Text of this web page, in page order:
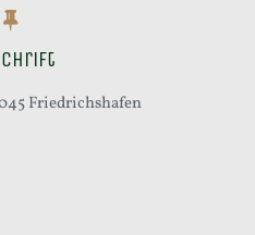
Friedrichshafen